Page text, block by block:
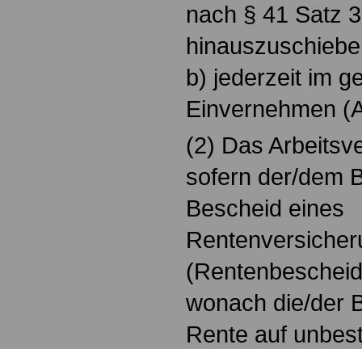
nach § 41 Satz
b) jederzeit im
Einvernehmen
(2) Das
sofern der/dem
Bescheid eines
wonach die/der
Rente auf